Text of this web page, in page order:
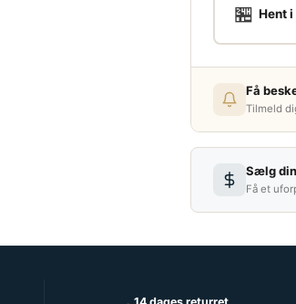
🏪 Hent
Få
Tilmeld
Sælg
Få et